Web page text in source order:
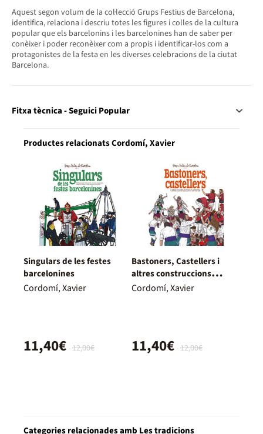
Aquest segon volum de la col·lecció Grups Festius de Barcelona,
identifica, relaciona i descriu totes les figures i colles de la cultura
popular que els barcelonins i les barcelonines han de saber per
conèixer i poder reconèixer com a propis i identificar-los com a
protagonistes de la festa en les diverses celebracions de la ciutat
Barcelona.
Fitxa tècnica - Seguici Popular
Productes relacionats Cordomí, Xavier
Singulars de les festes
barcelonines
Cordomí, Xavier
12,00€
11,40€
Bastoners, Castellers i
altres construccions
humanes
Cordomí, Xavier
12,00€
11,40€
Categories relacionades amb Les tradicions